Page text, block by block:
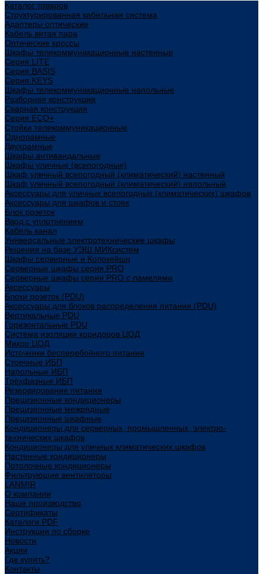
Каталог товаров
Структурированная кабельная система
Адаптеры оптические
Кабель витая пара
Оптические кроссы
Шкафы телекоммуникационные настенные
Cерия LITE
Cерия BASIS
Cерия KEYS
Шкафы телекоммуникационные напольные
Разборная конструкция
Сварная конструкция
Серия ECO+
Стойки телекоммуникационные
Однорамные
Двухрамные
Шкафы антивандальные
Шкафы уличные (всепогодные)
Шкаф уличный всепогодный (климатический) настенный
Шкаф уличный всепогодный (климатический) напольный
Аксессуары для уличных всепогодных (климатических) шкафов
Аксессуары для шкафов и стоек
Блок розеток
Ввод с уплотнением
Кабель канал
Универсальные электротехнические шкафы
Решения на базе УЭШ МИКсистем
Шкафы серверные и Колокейшн
Серверные шкафы серия PRO
Серверные шкафы серии PRO с ламелями
Аксессуары
Блоки розеток (PDU)
Аксессуары для блоков распределения питания (PDU)
Вертикальные PDU
Горизонтальные PDU
Система изоляции коридоров ЦОД
Микро ЦОД
Источники бесперебойного питания
Стоечные ИБП
Напольные ИБП
Трёхфазные ИБП
Резервирование питания
Прецизионные кондиционеры
Прецизионные межрядные
Прецизионные шкафные
Кондиционеры для серверных, промышленных, электро-
технических шкафов
Кондиционеры для уличных климатических шкафов
Настенные кондиционеры
Потолочные кондиционеры
Фильтрующие вентиляторы
LANMIR
О компании
Наше производство
Сертификаты
Каталоги PDF
Инструкции по сборке
Новости
Акции
Где купить?
Контакты